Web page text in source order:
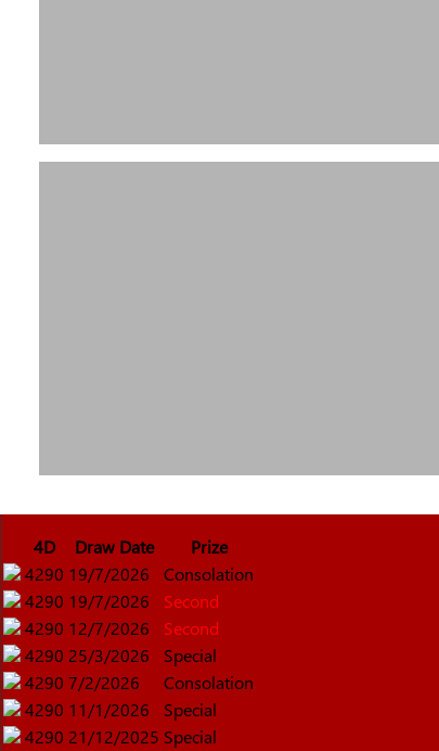
4D Draw Date
Prize
4290 19/7/2026
Consolation
4290 19/7/2026
Second
4290 12/7/2026
Second
4290 25/3/2026
Special
4290 7/2/2026
Consolation
4290 11/1/2026
Special
4290 21/12/2025 Special